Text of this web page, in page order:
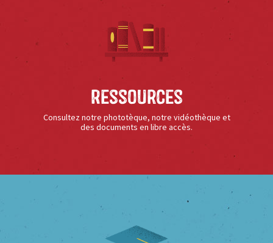
Ressources
Consultez notre phototèque, notre vidéothèque et
des documents en libre accès.